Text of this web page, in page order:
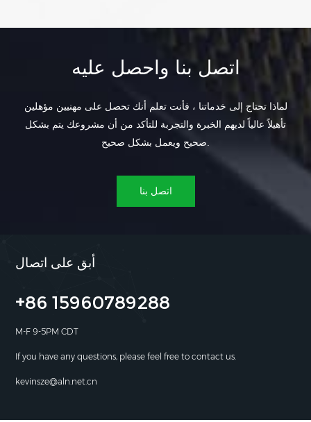
اتصل بنا واحصل عليه
لماذا تحتاج إلى خدماتنا ، فأنت تعلم أنك تحصل على مهنيين مؤهلين
تأهيلاً عالياً لديهم الخبرة والتجربة للتأكد من أن مشروعك يتم بشكل
صحيح ويعمل بشكل صحيح.
اتصل بنا
أبق على اتصال
+86 15960789288
M-F 9-5PM CDT
If you have any questions, please feel free to contact us.
kevinsze@aln.net.cn